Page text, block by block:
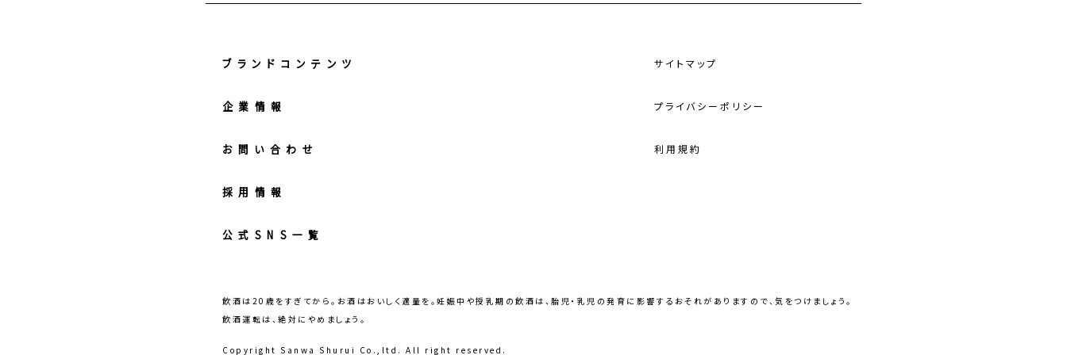
ブランドコンテンツ
企業情報
お問い合わせ
採用情報
公式SNS一覧
サイトマップ
プライバシーポリシー
利用規約
飲酒は20歳をすぎてから。お酒はおいしく適量を。妊娠中や授乳期の飲酒は、胎児・乳児の発育に影響するおそれがありますので、気をつけましょう。
飲酒運転は、絶対にやめましょう。
Copyright Sanwa Shurui Co.,ltd. All right reserved.